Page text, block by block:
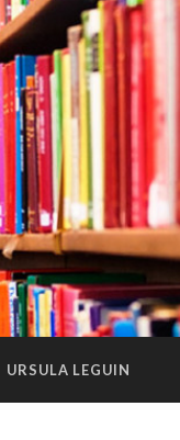
URSULA LEGUIN